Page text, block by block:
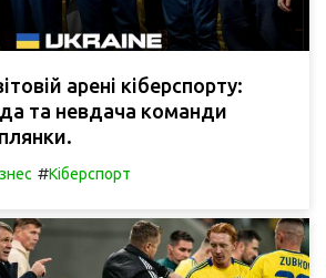
арені кіберспорту:
та невдача команди
#Кіберспорт